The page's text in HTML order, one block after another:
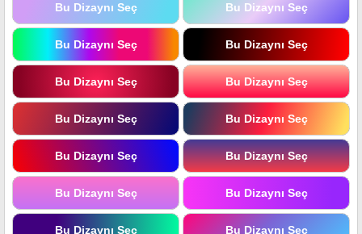
Bu Dizaynı Seç Bu Dizaynı Seç
Bu Dizaynı Seç Bu Dizaynı Seç
Bu Dizaynı Seç Bu Dizaynı Seç
Bu Dizaynı Seç Bu Dizaynı Seç
Bu Dizaynı Seç Bu Dizaynı Seç
Bu Dizaynı Seç Bu Dizaynı Seç
Bu Dizaynı Seç Bu Dizaynı Seç